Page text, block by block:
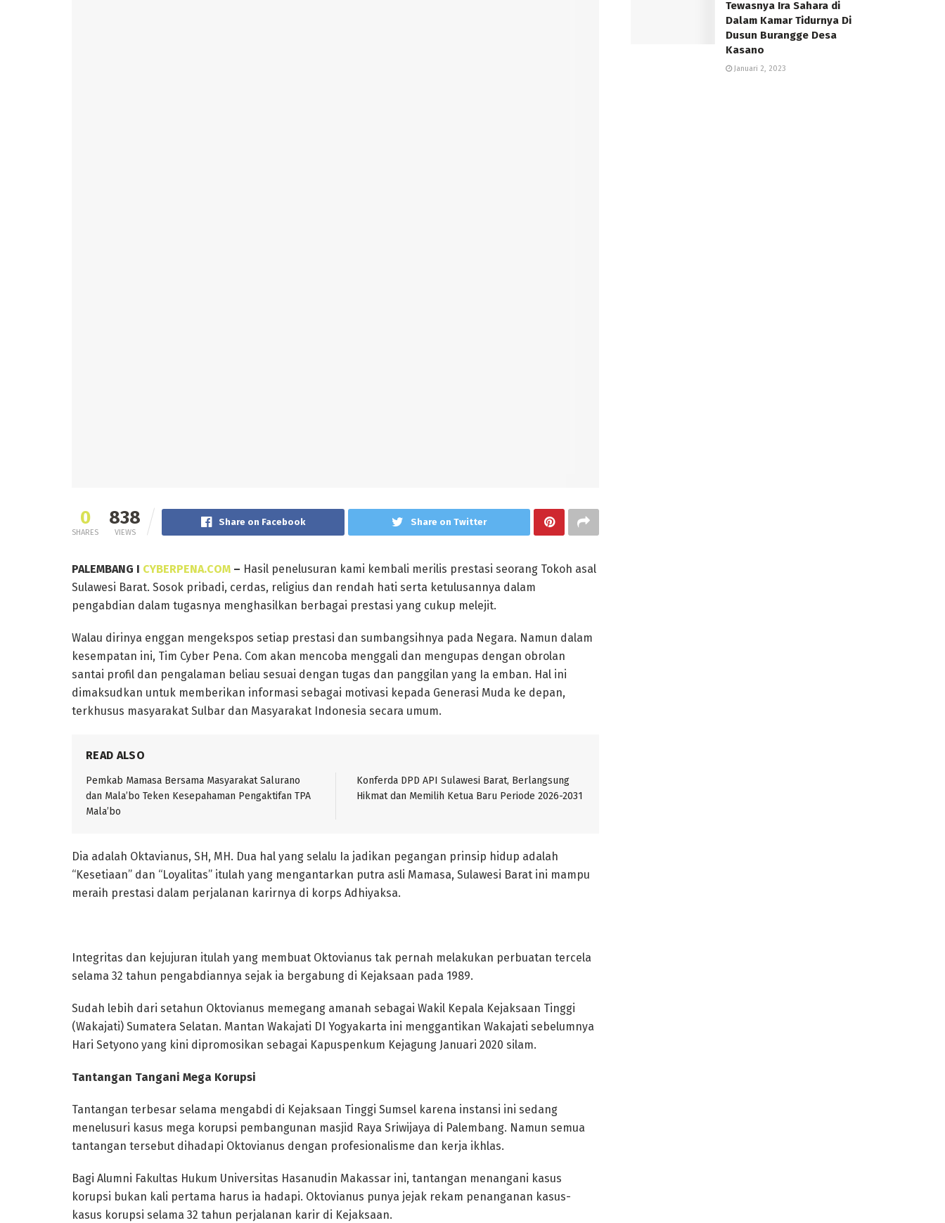
0
SHARES
838
VIEWS
Share on Facebook Share on Twitter
PALEMBANG I CYBERPENA.COM – Hasil penelusuran kami kembali merilis prestasi seorang Tokoh asal
Sulawesi Barat. Sosok pribadi, cerdas, religius dan rendah hati serta ketulusannya dalam
pengabdian dalam tugasnya menghasilkan berbagai prestasi yang cukup melejit.
Walau dirinya enggan mengekspos setiap prestasi dan sumbangsihnya pada Negara. Namun dalam
kesempatan ini, Tim Cyber Pena. Com akan mencoba menggali dan mengupas dengan obrolan
santai profil dan pengalaman beliau sesuai dengan tugas dan panggilan yang Ia emban. Hal ini
dimaksudkan untuk memberikan informasi sebagai motivasi kepada Generasi Muda ke depan,
terkhusus masyarakat Sulbar dan Masyarakat Indonesia secara umum.
READ ALSO
Pemkab Mamasa Bersama Masyarakat Salurano
dan Mala’bo Teken Kesepahaman Pengaktifan TPA
Mala’bo
Konferda DPD API Sulawesi Barat, Berlangsung
Hikmat dan Memilih Ketua Baru Periode 2026-2031
Dia adalah Oktavianus, SH, MH. Dua hal yang selalu Ia jadikan pegangan prinsip hidup adalah
“Kesetiaan” dan “Loyalitas” itulah yang mengantarkan putra asli Mamasa, Sulawesi Barat ini mampu
meraih prestasi dalam perjalanan karirnya di korps Adhiyaksa.
Integritas dan kejujuran itulah yang membuat Oktovianus tak pernah melakukan perbuatan tercela
selama 32 tahun pengabdiannya sejak ia bergabung di Kejaksaan pada 1989.
Sudah lebih dari setahun Oktovianus memegang amanah sebagai Wakil Kepala Kejaksaan Tinggi
(Wakajati) Sumatera Selatan. Mantan Wakajati DI Yogyakarta ini menggantikan Wakajati sebelumnya
Hari Setyono yang kini dipromosikan sebagai Kapuspenkum Kejagung Januari 2020 silam.
Tantangan Tangani Mega Korupsi
Tantangan terbesar selama mengabdi di Kejaksaan Tinggi Sumsel karena instansi ini sedang
menelusuri kasus mega korupsi pembangunan masjid Raya Sriwijaya di Palembang. Namun semua
tantangan tersebut dihadapi Oktovianus dengan profesionalisme dan kerja ikhlas.
Bagi Alumni Fakultas Hukum Universitas Hasanudin Makassar ini, tantangan menangani kasus
korupsi bukan kali pertama harus ia hadapi. Oktovianus punya jejak rekam penanganan kasus-
kasus korupsi selama 32 tahun perjalanan karir di Kejaksaan.
Tewasnya Ira Sahara di
Dalam Kamar Tidurnya Di
Dusun Burangge Desa
Kasano
Januari 2, 2023